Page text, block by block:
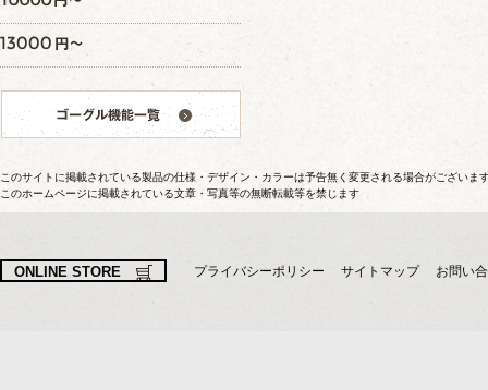
このサイトに掲載されている製品の仕様・デザイン・カラーは予告無く変更される場合がござい
このホームページに掲載されている文章・写真等の無断転載等を禁じます
ONLINE STORE プライバシーポリシー サイトマップ お問い